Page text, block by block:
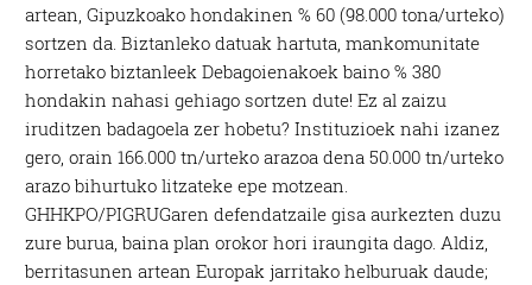
artean, Gipuzkoako hondakinen % 60 (98.000 tona/urteko)
sortzen da. Biztanleko datuak hartuta, mankomunitate
horretako biztanleek Debagoienakoek baino % 380
hondakin nahasi gehiago sortzen dute! Ez al zaizu
iruditzen badagoela zer hobetu? Instituzioek nahi izanez
gero, orain 166.000 tn/urteko arazoa dena 50.000 tn/urteko
arazo bihurtuko litzateke epe motzean.
GHHKPO/PIGRUGaren defendatzaile gisa aurkezten duzu
zure burua, baina plan orokor hori iraungita dago. Aldiz,
berritasunen artean Europak jarritako helburuak daude;